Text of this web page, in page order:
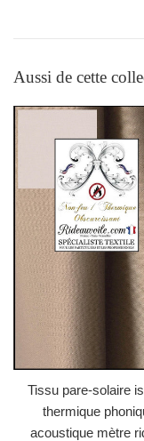
Aussi de cette
Tissu pare-solaire
thermique
acoustique mètre